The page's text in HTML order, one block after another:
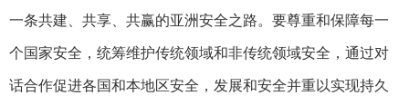
一条共建、共享、共赢的亚洲安全之路。要尊重和保障每一
个国家安全，统筹维护传统领域和非传统领域安全，通过对
话合作促进各国和本地区安全，发展和安全并重以实现持久